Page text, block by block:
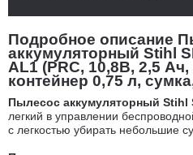
Подробное описание
аккумуляторный Stihl
AL1 (PRC, 10,8В, 2,5
контейнер 0,75 л,
Пылесос аккумуляторный Stihl
легкий в управлении
с легкостью убирать небольшие